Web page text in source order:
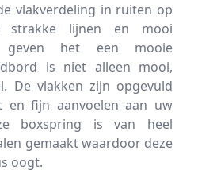
vlakverdeling in ruiten op
strakke lijnen en mooi
geven het een mooie
is niet alleen mooi,
De vlakken zijn opgevuld
en fijn aanvoelen aan uw
boxspring is van heel
gemaakt waardoor deze
oogt.